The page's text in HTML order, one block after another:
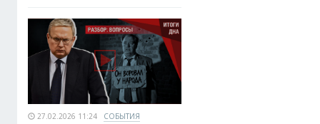
27.02.2026 11:24 СОБЫТИЯ